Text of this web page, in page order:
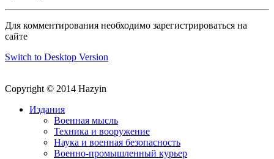
Для комментирования необходимо зарегистрироваться на
сайте
Switch to Desktop Version
Copyright © 2014 Hazyin
Издания
Военная мысль
Техника и вооружение
Наука и военная безопасность
Военно-промышленный курьер